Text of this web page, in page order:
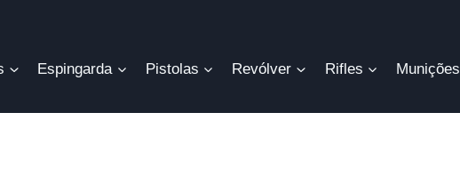
Espingarda Pistolas Revólver Rifles Munições